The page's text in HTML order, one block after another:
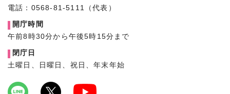
電話：0568-81-5111（代表）
開庁時間
午前8時30分から午後5時15分まで
閉庁日
土曜日、日曜日、祝日、年末年始